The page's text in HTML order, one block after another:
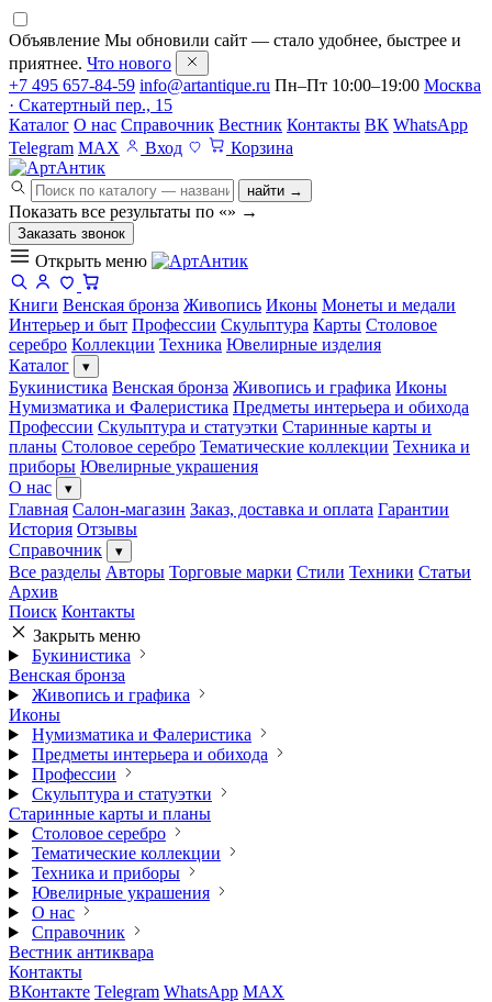
Объявление Мы обновили сайт — стало удобнее, быстрее и
приятнее. Что нового
+7 495 657-84-59 info@artantique.ru Пн–Пт 10:00–19:00 Москва
· Скатертный пер., 15
Каталог О нас Справочник Вестник Контакты ВК WhatsApp
Telegram MAX Вход Корзина
найти →
Показать все результаты по «» →
Заказать звонок
Открыть меню
Книги Венская бронза Живопись Иконы Монеты и медали
Интерьер и быт Профессии Скульптура Карты Столовое
серебро Коллекции Техника Ювелирные изделия
Каталог
▾
Букинистика Венская бронза Живопись и графика Иконы
Нумизматика и Фалеристика Предметы интерьера и обихода
Профессии Скульптура и статуэтки Старинные карты и
планы Столовое серебро Тематические коллекции Техника и
приборы Ювелирные украшения
О нас
▾
Главная Салон-магазин Заказ, доставка и оплата Гарантии
История Отзывы
Справочник
▾
Все разделы Авторы Торговые марки Стили Техники Статьи
Архив
Поиск Контакты
Закрыть меню
Букинистика
Венская бронза
Живопись и графика
Иконы
Нумизматика и Фалеристика
Предметы интерьера и обихода
Профессии
Скульптура и статуэтки
Старинные карты и планы
Столовое серебро
Тематические коллекции
Техника и приборы
Ювелирные украшения
О нас
Справочник
Вестник антиквара
Контакты
ВКонтакте Telegram WhatsApp MAX